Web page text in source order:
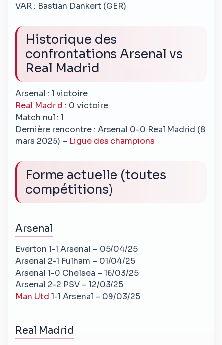
VAR : Bastian Dankert (GER)
Historique des
confrontations Arsenal vs
Real Madrid
Arsenal : 1 victoire
Real Madrid : 0 victoire
Match nul : 1
Dernière rencontre : Arsenal 0-0 Real Madrid (8
mars 2025) – Ligue des champions
Forme actuelle (toutes
compétitions)
Arsenal
Everton 1-1 Arsenal – 05/04/25
Arsenal 2-1 Fulham – 01/04/25
Arsenal 1-0 Chelsea – 16/03/25
Arsenal 2-2 PSV – 12/03/25
Man Utd 1-1 Arsenal – 09/03/25
Real Madrid